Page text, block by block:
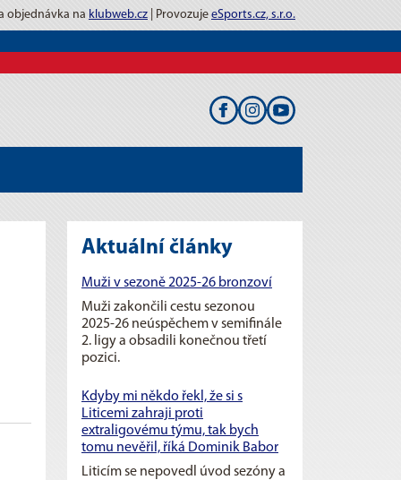
objednávka na klubweb.cz | Provozuje eSports.cz, s.r.o.
Aktuální články
Muži v sezoně 2025-26 bronzoví
Muži zakončili cestu sezonou
2025-26 neúspěchem v semifinále
2. ligy a obsadili konečnou třetí
pozici.
Kdyby mi někdo řekl, že si s
Liticemi zahraji proti
extraligovému týmu, tak bych
tomu nevěřil, říká Dominik Babor
Liticím se nepovedl úvod sezóny a